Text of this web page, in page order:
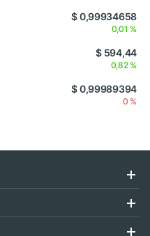
$ 0,99934658
0,01 %
$ 594,44
0,82 %
$ 0,99989394
0 %